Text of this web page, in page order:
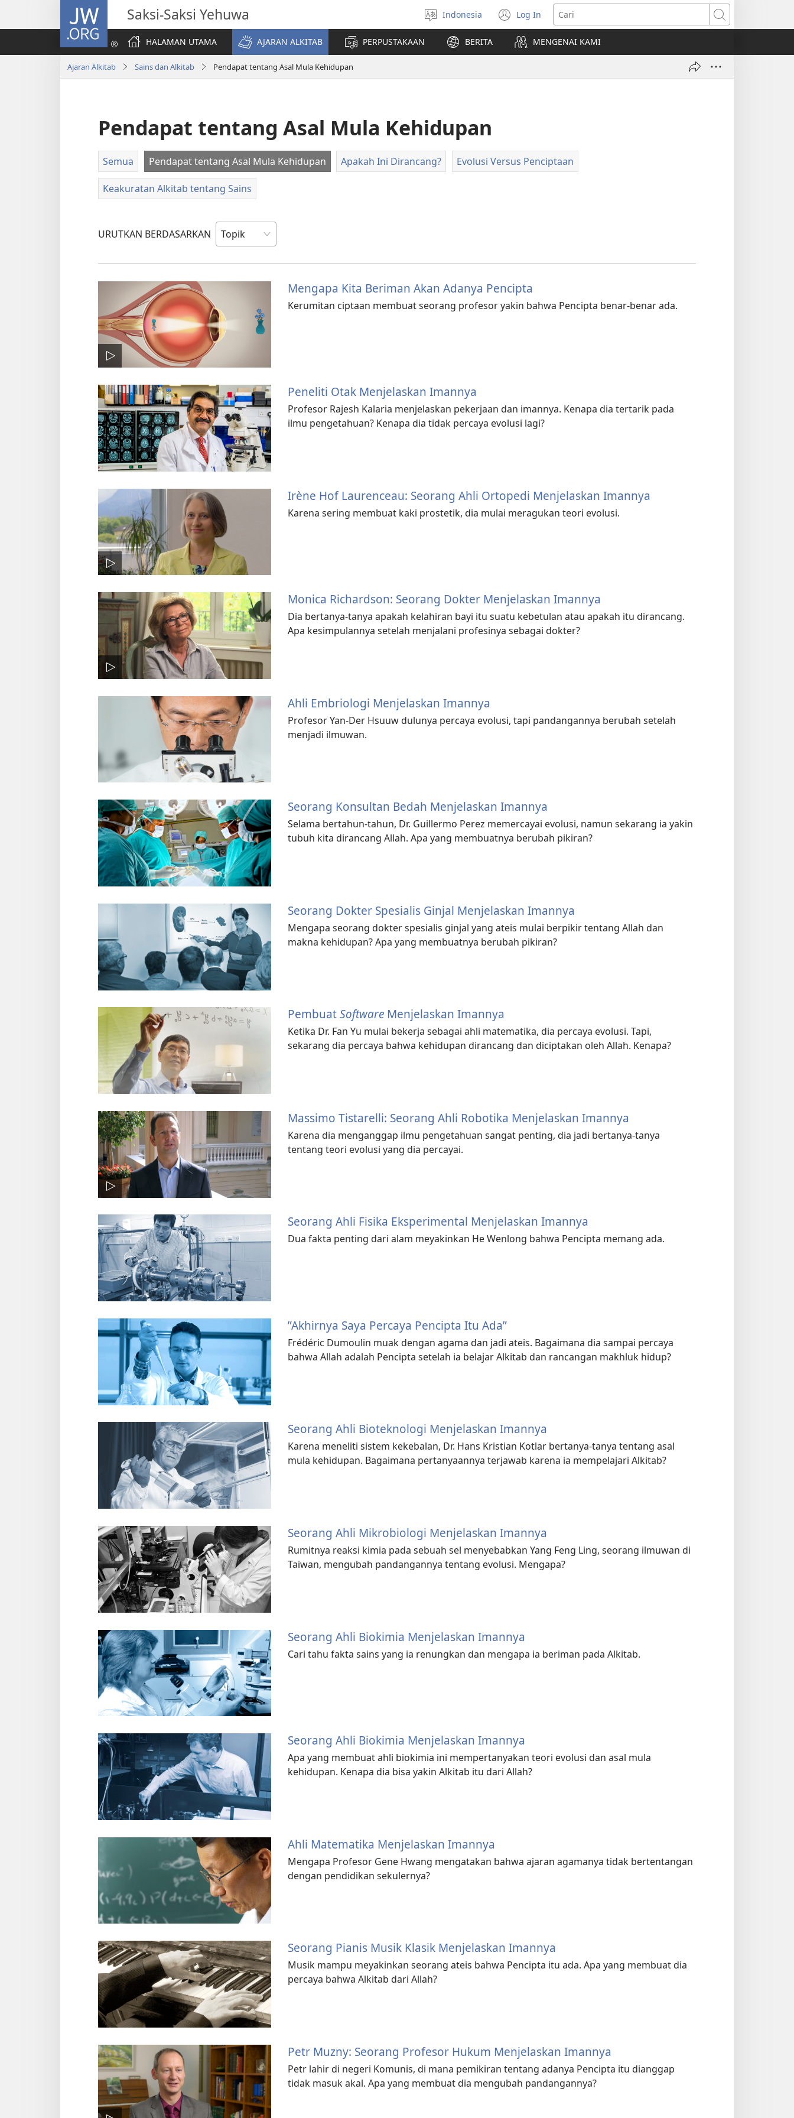
JW.ORG Saksi-Saksi Yehuwa
Pilih
bahasa
Indonesia Log In
(terbuka
di
window
baru)
Cari
HALAMAN UTAMA
AJARAN ALKITAB PERPUSTAKAAN BERITA MENGENAI KAMI
Ajaran Alkitab Sains dan Alkitab Pendapat tentang Asal Mula Kehidupan
Pendapat tentang Asal Mula Kehidupan
Semua Pendapat tentang Asal Mula Kehidupan Apakah Ini Dirancang? Evolusi Versus Penciptaan
Keakuratan Alkitab tentang Sains
URUTKAN BERDASARKAN
Mengapa Kita Beriman Akan Adanya Pencipta
Kerumitan ciptaan membuat seorang profesor yakin bahwa Pencipta benar-benar ada.
Peneliti Otak Menjelaskan Imannya
Profesor Rajesh Kalaria menjelaskan pekerjaan dan imannya. Kenapa dia tertarik pada
ilmu pengetahuan? Kenapa dia tidak percaya evolusi lagi?
Irène Hof Laurenceau: Seorang Ahli Ortopedi Menjelaskan Imannya
Karena sering membuat kaki prostetik, dia mulai meragukan teori evolusi.
Monica Richardson: Seorang Dokter Menjelaskan Imannya
Dia bertanya-tanya apakah kelahiran bayi itu suatu kebetulan atau apakah itu dirancang.
Apa kesimpulannya setelah menjalani profesinya sebagai dokter?
Ahli Embriologi Menjelaskan Imannya
Profesor Yan-Der Hsuuw dulunya percaya evolusi, tapi pandangannya berubah setelah
menjadi ilmuwan.
Seorang Konsultan Bedah Menjelaskan Imannya
Selama bertahun-tahun, Dr. Guillermo Perez memercayai evolusi, namun sekarang ia yakin
tubuh kita dirancang Allah. Apa yang membuatnya berubah pikiran?
Seorang Dokter Spesialis Ginjal Menjelaskan Imannya
Mengapa seorang dokter spesialis ginjal yang ateis mulai berpikir tentang Allah dan
makna kehidupan? Apa yang membuatnya berubah pikiran?
PembuatSoftware Menjelaskan Imannya
Ketika Dr. Fan Yu mulai bekerja sebagai ahli matematika, dia percaya evolusi. Tapi,
sekarang dia percaya bahwa kehidupan dirancang dan diciptakan oleh Allah. Kenapa?
Massimo Tistarelli: Seorang Ahli Robotika Menjelaskan Imannya
Karena dia menganggap ilmu pengetahuan sangat penting, dia jadi bertanya-tanya
tentang teori evolusi yang dia percayai.
Seorang Ahli Fisika Eksperimental Menjelaskan Imannya
Dua fakta penting dari alam meyakinkan He Wenlong bahwa Pencipta memang ada.
”Akhirnya Saya Percaya Pencipta Itu Ada”
Frédéric Dumoulin muak dengan agama dan jadi ateis. Bagaimana dia sampai percaya
bahwa Allah adalah Pencipta setelah ia belajar Alkitab dan rancangan makhluk hidup?
Seorang Ahli Bioteknologi Menjelaskan Imannya
Karena meneliti sistem kekebalan, Dr. Hans Kristian Kotlar bertanya-tanya tentang asal
mula kehidupan. Bagaimana pertanyaannya terjawab karena ia mempelajari Alkitab?
Seorang Ahli Mikrobiologi Menjelaskan Imannya
Rumitnya reaksi kimia pada sebuah sel menyebabkan Yang Feng Ling, seorang ilmuwan di
Taiwan, mengubah pandangannya tentang evolusi. Mengapa?
Seorang Ahli Biokimia Menjelaskan Imannya
Cari tahu fakta sains yang ia renungkan dan mengapa ia beriman pada Alkitab.
Seorang Ahli Biokimia Menjelaskan Imannya
Apa yang membuat ahli biokimia ini mempertanyakan teori evolusi dan asal mula
kehidupan. Kenapa dia bisa yakin Alkitab itu dari Allah?
Ahli Matematika Menjelaskan Imannya
Mengapa Profesor Gene Hwang mengatakan bahwa ajaran agamanya tidak bertentangan
dengan pendidikan sekulernya?
Seorang Pianis Musik Klasik Menjelaskan Imannya
Musik mampu meyakinkan seorang ateis bahwa Pencipta itu ada. Apa yang membuat dia
percaya bahwa Alkitab dari Allah?
Petr Muzny: Seorang Profesor Hukum Menjelaskan Imannya
Petr lahir di negeri Komunis, di mana pemikiran tentang adanya Pencipta itu dianggap
tidak masuk akal. Apa yang membuat dia mengubah pandangannya?